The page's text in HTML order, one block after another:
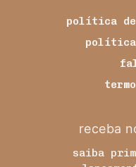
política de
política
receba
saiba